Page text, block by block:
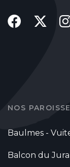
NOS
Baulmes -
Balcon du Jura